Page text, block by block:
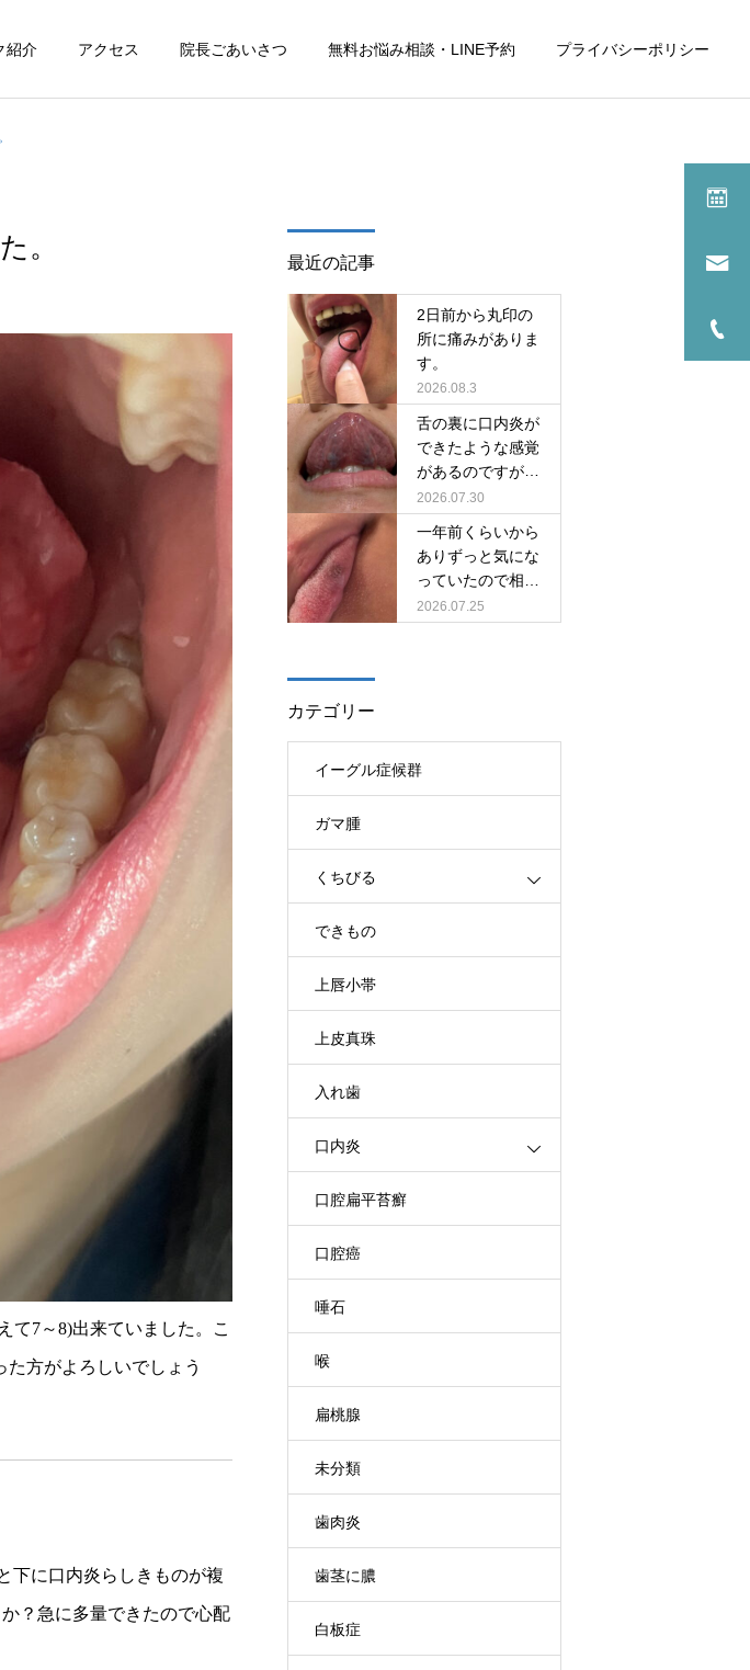
紹介 アクセス 院長ごあいさつ 無料お悩み相談・LINE予約 プライバシーポリシー
一年前くらいからありずっ
と気になっていたので相談
左側の舌の付け根あたりを
就寝時に噛んでいるようで
たまに痛みます。
今日の朝から写真のように
ぷくりと丸い出来ものがあ
。
て7～8)出来ていました。こ
方がよろしいでしょう
下に口内炎らしきものが複
？急に多量できたので心配
最近の記事
2日前から丸印の
所に痛みがありま
す。
2026.08.3
舌の裏に口内炎が
できたような感覚
があるのですが、
目視ではよくわか
りません。
2026.07.30
一年前くらいから
ありずっと気にな
っていたので相談
させていただきま
した。
2026.07.25
カテゴリー
イーグル症候群
ガマ腫
くちびる
できもの
上唇小帯
上皮真珠
入れ歯
口内炎
口腔扁平苔癬
口腔癌
唾石
喉
扁桃腺
未分類
歯肉炎
歯茎に膿
白板症